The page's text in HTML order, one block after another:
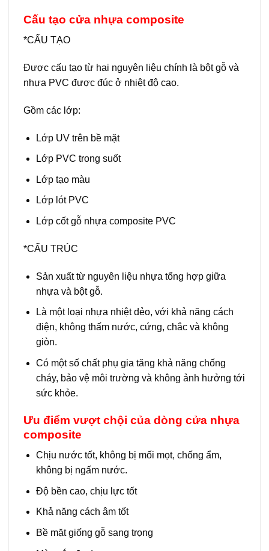
Cấu tạo cửa nhựa composite
*CẤU TẠO
Được cấu tạo từ hai nguyên liệu chính là bột gỗ và
nhựa PVC được đúc ở nhiệt độ cao.
Gồm các lớp:
Lớp UV trên bề mặt
Lớp PVC trong suốt
Lớp tạo màu
Lớp lót PVC
Lớp cốt gỗ nhựa composite PVC
*CẤU TRÚC
Sản xuất từ nguyên liệu nhựa tổng hợp giữa
nhựa và bột gỗ.
Là một loại nhựa nhiệt dẻo, với khả năng cách
điện, không thấm nước, cứng, chắc và không
giòn.
Có một số chất phụ gia tăng khả năng chống
cháy, bảo vệ môi trường và không ảnh hưởng tới
sức khỏe.
Ưu điểm vượt chội của dòng cửa nhựa
composite
Chịu nước tốt, không bị mối mọt, chống ẩm,
không bị ngấm nước.
Độ bền cao, chịu lực tốt
Khả năng cách âm tốt
Bề mặt giống gỗ sang trọng